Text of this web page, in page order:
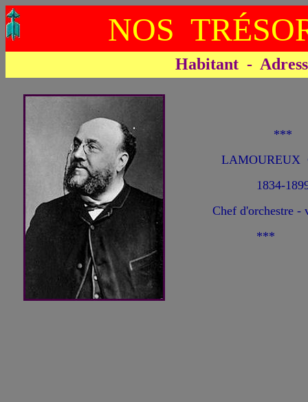
NOS
Habitant -
***
LAMOUREUX
1834-
Chef d'orchestre -
***